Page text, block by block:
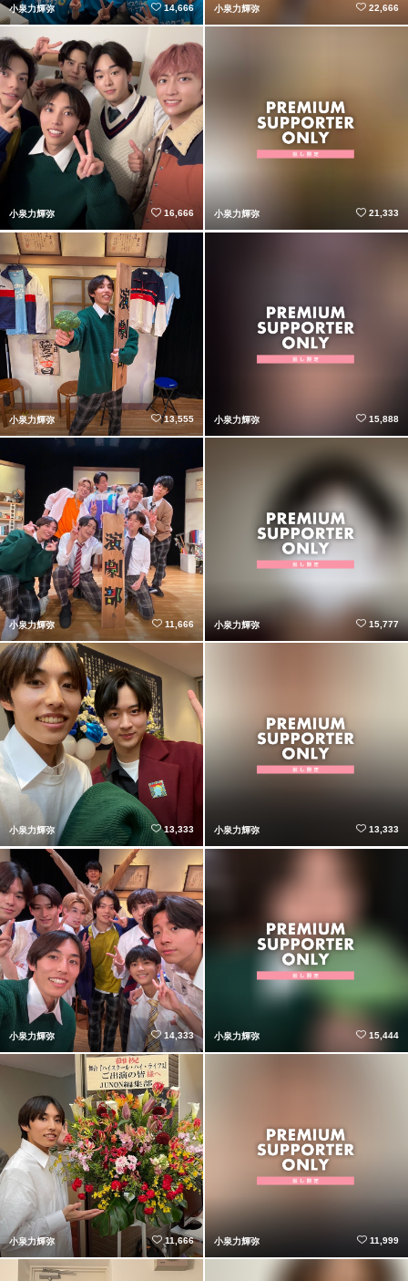
小泉力輝弥 14,666 小泉力輝弥 22,666
小泉力輝弥 16,666 小泉力輝弥 21,333
小泉力輝弥 13,555 小泉力輝弥 15,888
小泉力輝弥 11,666 小泉力輝弥 15,777
小泉力輝弥 13,333 小泉力輝弥 13,333
小泉力輝弥 14,333 小泉力輝弥 15,444
小泉力輝弥 11,666 小泉力輝弥 11,999